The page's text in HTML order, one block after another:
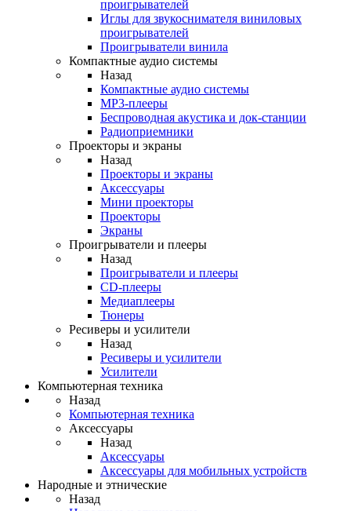
проигрывателей
Иглы для звукоснимателя виниловых
проигрывателей
Проигрыватели винила
Компактные аудио системы
Назад
Компактные аудио системы
MP3-плееры
Беспроводная акустика и док-станции
Радиоприемники
Проекторы и экраны
Назад
Проекторы и экраны
Аксессуары
Мини проекторы
Проекторы
Экраны
Проигрыватели и плееры
Назад
Проигрыватели и плееры
CD-плееры
Медиаплееры
Тюнеры
Ресиверы и усилители
Назад
Ресиверы и усилители
Усилители
Компьютерная техника
Назад
Компьютерная техника
Аксессуары
Назад
Аксессуары
Аксессуары для мобильных устройств
Народные и этнические
Назад